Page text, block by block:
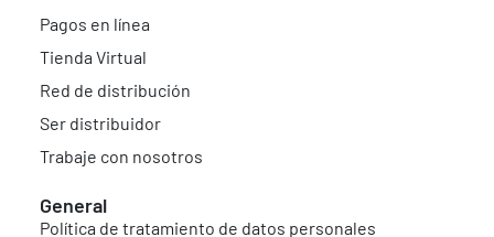
Pagos en línea
Tienda Virtual
Red de distribución
Ser distribuidor
Trabaje con nosotros
General
Política de tratamiento de datos personales